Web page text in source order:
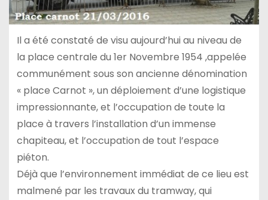
Il a été constaté de visu aujourd’hui au niveau de
la place centrale du 1er Novembre 1954 ,appelée
communément sous son ancienne dénomination
« place Carnot », un déploiement d’une logistique
impressionnante, et l’occupation de toute la
place à travers l’installation d’un immense
chapiteau, et l’occupation de tout l’espace
piéton.
Déjà que l’environnement immédiat de ce lieu est
malmené par les travaux du tramway, qui